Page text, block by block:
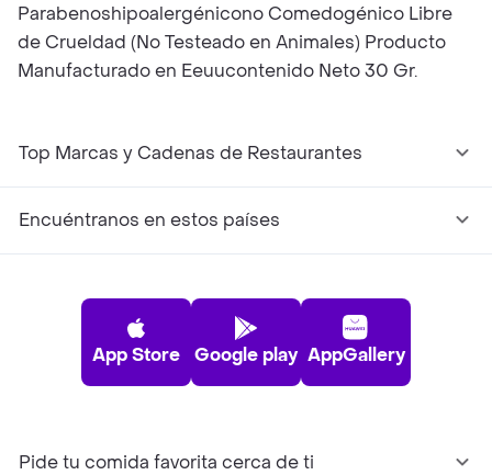
Parabenoshipoalergénicono Comedogénico Libre
de Crueldad (No Testeado en Animales) Producto
Manufacturado en Eeuucontenido Neto 30 Gr.
Top Marcas y Cadenas de Restaurantes
Encuéntranos en estos países
App Store Google play AppGallery
Pide tu comida favorita cerca de ti